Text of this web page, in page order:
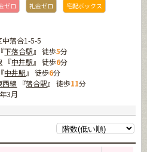
ゼロ 礼金ゼロ
宅配ボックス
中落合1-5-5
『下落合駅』 徒歩5分
『中井駅』 徒歩6分
『中井駅』 徒歩6分
西線 『落合駅』 徒歩11分
3月